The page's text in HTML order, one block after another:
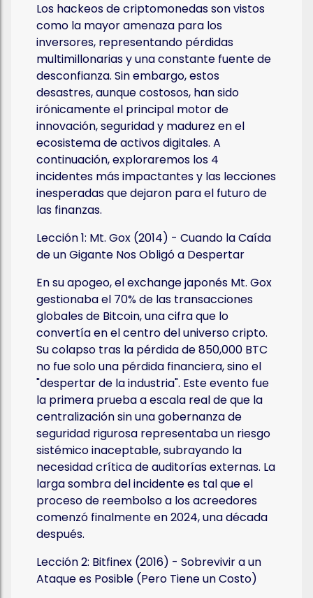
Los hackeos de criptomonedas son vistos
como la mayor amenaza para los
inversores, representando pérdidas
multimillonarias y una constante fuente de
desconfianza. Sin embargo, estos
desastres, aunque costosos, han sido
irónicamente el principal motor de
innovación, seguridad y madurez en el
ecosistema de activos digitales. A
continuación, exploraremos los 4
incidentes más impactantes y las lecciones
inesperadas que dejaron para el futuro de
las finanzas.
Lección 1: Mt. Gox (2014) - Cuando la Caída
de un Gigante Nos Obligó a Despertar
En su apogeo, el exchange japonés Mt. Gox
gestionaba el 70% de las transacciones
globales de Bitcoin, una cifra que lo
convertía en el centro del universo cripto.
Su colapso tras la pérdida de 850,000 BTC
no fue solo una pérdida financiera, sino el
"despertar de la industria". Este evento fue
la primera prueba a escala real de que la
centralización sin una gobernanza de
seguridad rigurosa representaba un riesgo
sistémico inaceptable, subrayando la
necesidad crítica de auditorías externas. La
larga sombra del incidente es tal que el
proceso de reembolso a los acreedores
comenzó finalmente en 2024, una década
después.
Lección 2: Bitfinex (2016) - Sobrevivir a un
Ataque es Posible (Pero Tiene un Costo)